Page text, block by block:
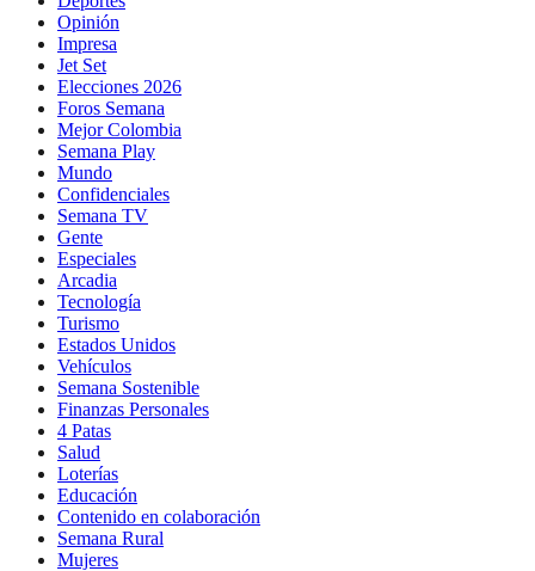
Opinión
Impresa
Jet Set
Elecciones 2026
Foros Semana
Mejor Colombia
Semana Play
Mundo
Confidenciales
Semana TV
Gente
Especiales
Arcadia
Tecnología
Turismo
Estados Unidos
Vehículos
Semana Sostenible
Finanzas Personales
4 Patas
Salud
Loterías
Educación
Contenido en colaboración
Semana Rural
Mujeres